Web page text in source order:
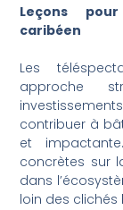
Leçons
caribéen
Les
approche
contribuer à
et
concrètes sur
dans
loin des clichés